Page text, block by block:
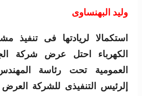
وليد البهنساوى
استكمالا لريادتها فى تنفيذ
الكهرباء احتل عرض شركة
العمومية تحت رئاسة
إلرئيس التنفيذى للشركة